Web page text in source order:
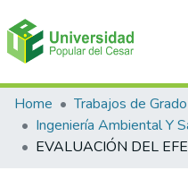
Communities & Collections
All of DSpace
Home